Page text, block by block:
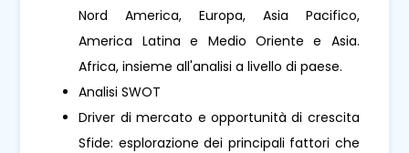
Nord America, Europa, Asia Pacifico,
America Latina e Medio Oriente e Asia.
Africa, insieme all'analisi a livello di paese.
Analisi SWOT
Driver di mercato e opportunità di crescita
Sfide: esplorazione dei principali fattori che